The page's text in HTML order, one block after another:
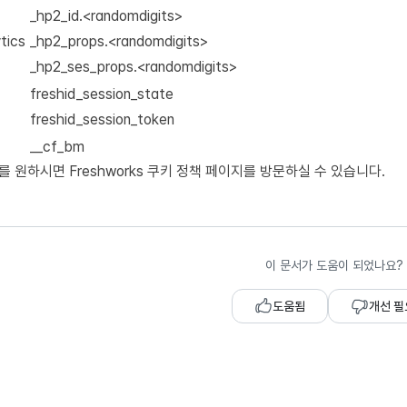
_hp2_id.<randomdigits>
_hp2_props.<randomdigits>
_hp2_ses_props.<randomdigits>
freshid_session_state
freshid_session_token
__cf_bm
원하시면 Freshworks 쿠키 정책 페이지를 방문하실 수 있습니다.
이 문서가 도움이 되었나요?
도움됨 개선 필